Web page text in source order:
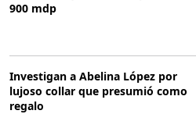
900 mdp
Investigan a Abelina López por
lujoso collar que presumió como
regalo